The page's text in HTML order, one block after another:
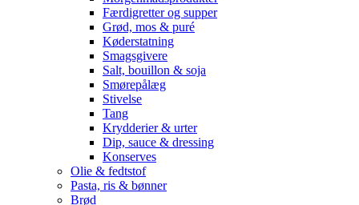
Færdigretter og supper
Grød, mos & puré
Køderstatning
Smagsgivere
Salt, bouillon & soja
Smørepålæg
Stivelse
Tang
Krydderier & urter
Dip, sauce & dressing
Konserves
Olie & fedtstof
Pasta, ris & bønner
Brød